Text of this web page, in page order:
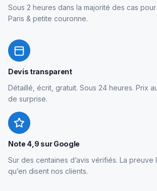
Sous 2 heures dans la majorité des cas
Paris & petite couronne.
Devis transparent
Détaillé, écrit, gratuit. Sous 24 heures. Prix
de surprise.
Note 4,9 sur Google
Sur des centaines d’avis vérifiés. La preuve
qu’en disent nos clients.